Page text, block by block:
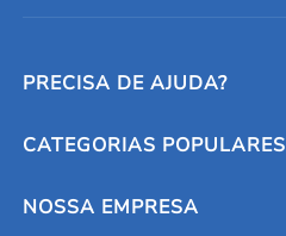
PRECISA DE AJUDA?
Conversores e calculadoras
Entre em contato conosco
CATEGORIAS POPULARES
Metais refratários
NOSSA EMPRESA